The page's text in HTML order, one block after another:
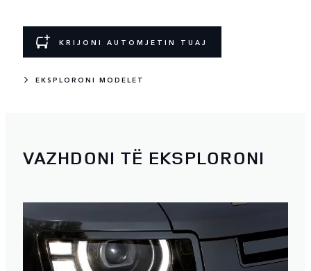
KRIJONI AUTOMJETIN TUAJ
EKSPLORONI MODELET
VAZHDONI TË EKSPLORONI